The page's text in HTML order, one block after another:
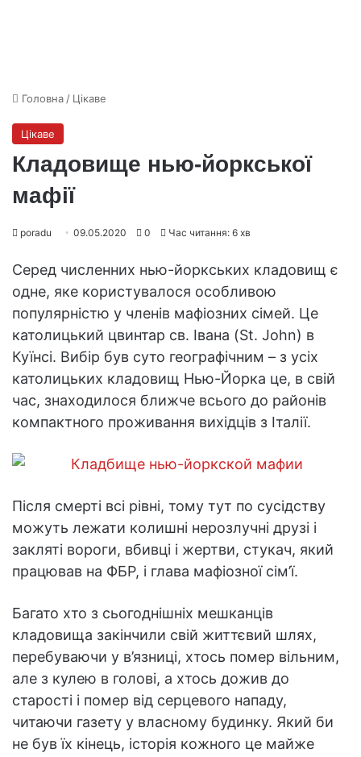
Головна / Цікаве
Цікаве
Кладовище нью-йоркської
мафії
poradu 09.05.2020 0 Час читання: 6 хв
Серед численних нью-йоркських кладовищ є
одне, яке користувалося особливою
популярністю у членів мафіозних сімей. Це
католицький цвинтар св. Івана (St. John) в
Куїнсі. Вибір був суто географічним – з усіх
католицьких кладовищ Нью-Йорка це, в свій
час, знаходилося ближче всього до районів
компактного проживання вихідців з Італії.
Після смерті всі рівні, тому тут по сусідству
можуть лежати колишні нерозлучні друзі і
закляті вороги, вбивці і жертви, стукач, який
працював на ФБР, і глава мафіозної сім’ї.
Багато хто з сьогоднішніх мешканців
кладовища закінчили свій життєвий шлях,
перебуваючи у в’язниці, хтось помер вільним,
але з кулею в голові, а хтось дожив до
старості і помер від серцевого нападу,
читаючи газету у власному будинку. Який би
не був їх кінець, історія кожного це майже